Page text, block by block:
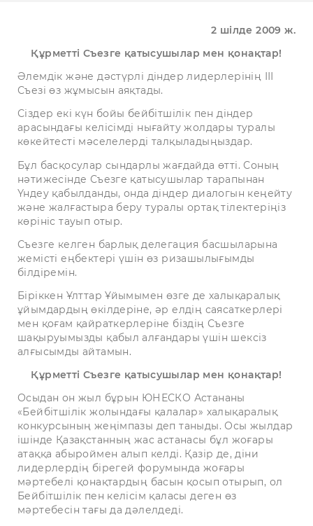
2 шілде 2009 ж.
Құрметті Съезге қатысушылар мен қонақтар!
Әлемдік және дәстүрлі діндер лидерлерінің ІІІ
Съезі өз жұмысын аяқтады.
Сіздер екі күн бойы бейбітшілік пен діндер
арасындағы келісімді нығайту жолдары туралы
көкейтесті мәселелерді талқыладыңыздар.
Бұл басқосулар сындарлы жағдайда өтті. Соның
нәтижесінде Съезге қатысушылар тарапынан
Үндеу қабылданды, онда діндер диалогын кеңейту
және жалғастыра беру туралы ортақ тілектеріңіз
көрініс тауып отыр.
Съезге келген барлық делегация басшыларына
жемісті еңбектері үшін өз ризашылығымды
білдіремін.
Біріккен Ұлттар Ұйымымен өзге де халықаралық
ұйымдардың өкілдеріне, әр елдің саясаткерлері
мен қоғам қайраткерлеріне біздің Съезге
шақыруымызды қабыл алғандары үшін шексіз
алғысымды айтамын.
Құрметті Съезге қатысушылар мен қонақтар!
Осыдан он жыл бұрын ЮНЕСКО Астананы
«Бейбітшілік жолындағы қалалар» халықаралық
конкурсының жеңімпазы деп таныды. Осы жылдар
ішінде Қазақстанның жас астанасы бұл жоғары
атаққа абыроймен алып келді. Қазір де, діни
лидерлердің бірегей форумында жоғары
мәртебелі қонақтардың басын қосып отырып, ол
Бейбітшілік пен келісім қаласы деген өз
мәртебесін тағы да дәлелдеді.